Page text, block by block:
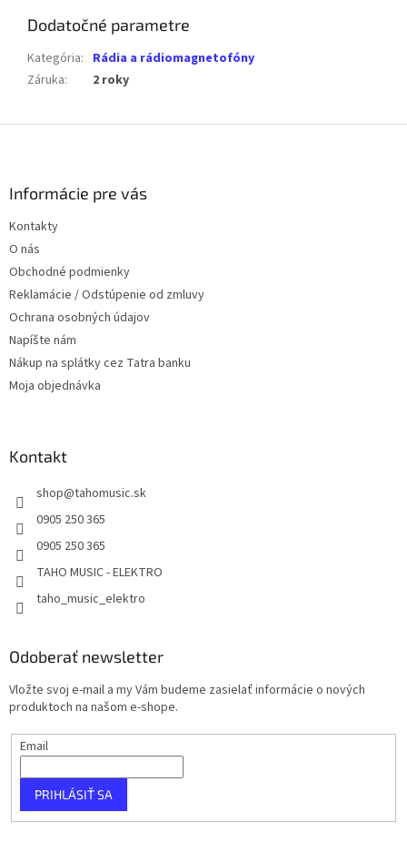
Dodatočné parametre
Kategória: Rádia a rádiomagnetofóny
Záruka: 2 roky
Informácie pre vás
Kontakty
O nás
Obchodné podmienky
Reklamácie / Odstúpenie od zmluvy
Ochrana osobných údajov
Napíšte nám
Nákup na splátky cez Tatra banku
Moja objednávka
Kontakt
shop@tahomusic.sk
0905 250 365
0905 250 365
TAHO MUSIC - ELEKTRO
taho_music_elektro
Odoberať newsletter
Vložte svoj e-mail a my Vám budeme zasielať informácie o nových
produktoch na našom e-shope.
Email
PRIHLÁSIŤ SA